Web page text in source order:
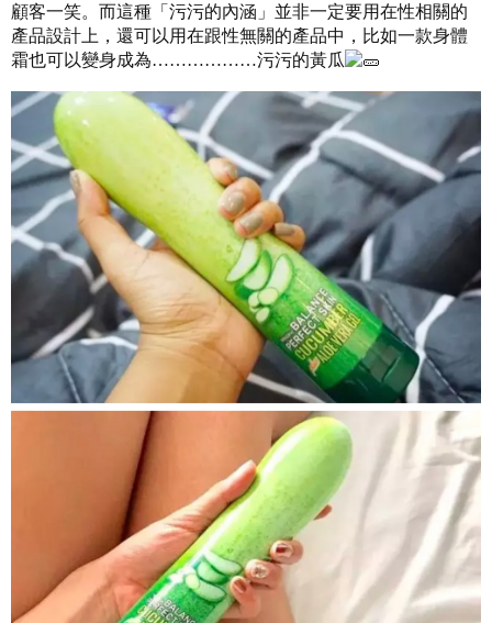
顧客一笑。而這種「污污的內涵」並非一定要用在性相關的
產品設計上，還可以用在跟性無關的產品中，比如一款身體
霜也可以變身成為………………污污的黃瓜